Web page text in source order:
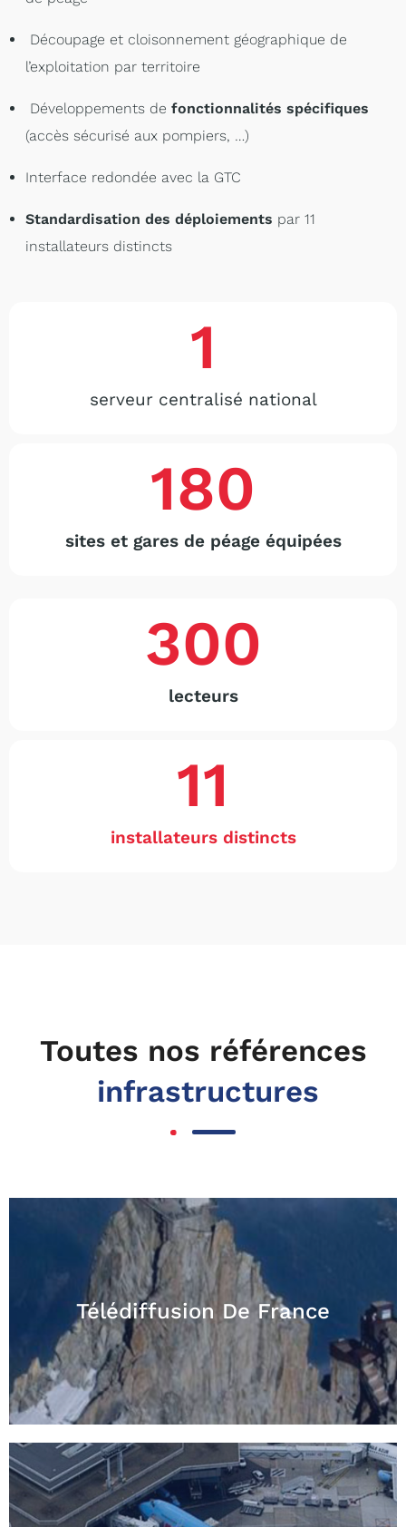
Découpage et cloisonnement géographique de
l’exploitation par territoire
Développements de fonctionnalités spécifiques
(accès sécurisé aux pompiers, …)
Interface redondée avec la GTC
Standardisation des déploiements par 11
installateurs distincts
serveur centralisé national
1
sites et gares de péage équipées
180
lecteurs
300
installateurs distincts
11
Toutes nos références
infrastructures
Télédiffusion De France